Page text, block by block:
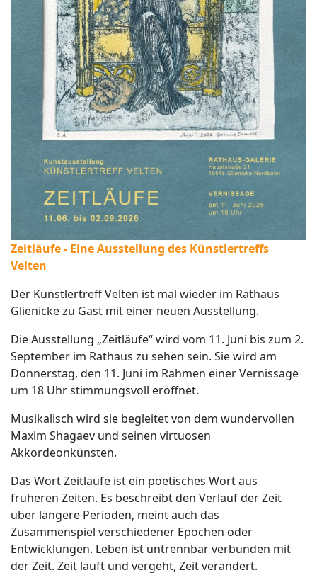
Zeitläufe - Eine Ausstellung des Künstlertreffs
Velten
Der Künstlertreff Velten ist mal wieder im Rathaus
Glienicke zu Gast mit einer neuen Ausstellung.
Die Ausstellung „Zeitläufe“ wird vom 11. Juni bis zum 2.
September im Rathaus zu sehen sein. Sie wird am
Donnerstag, den 11. Juni im Rahmen einer Vernissage
um 18 Uhr stimmungsvoll eröffnet.
Musikalisch wird sie begleitet von dem wundervollen
Maxim Shagaev und seinen virtuosen
Akkordeonkünsten.
Das Wort Zeitläufe ist ein poetisches Wort aus
früheren Zeiten. Es beschreibt den Verlauf der Zeit
über längere Perioden, meint auch das
Zusammenspiel verschiedener Epochen oder
Entwicklungen. Leben ist untrennbar verbunden mit
der Zeit. Zeit läuft und vergeht, Zeit verändert.